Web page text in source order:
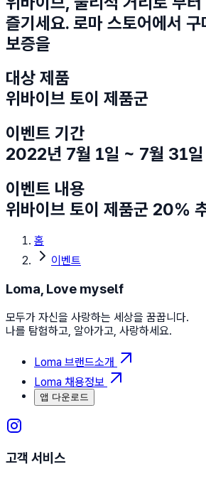
즐기세요. 로마 스토어에서
보증을
대상 제품
위바이브 토이 제품군
이벤트 기간
2022년 7월 1일 ~ 7월 31일
이벤트 내용
위바이브 토이 제품군 20%
홈
이벤트
Loma, Love myself
모두가 자신을 사랑하는 세상을 꿈꿉니다.
나를 탐험하고, 알아가고, 사랑하세요.
Loma 브랜드소개
Loma 채용정보
앱 다운로드
고객 서비스